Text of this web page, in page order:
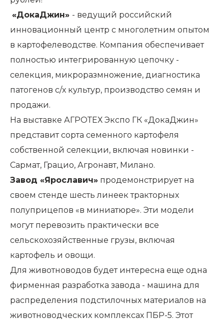
«ДокаДжин» - ведущий российский
инновационный центр с многолетним опытом
в картофелеводстве. Компания обеспечивает
полностью интегрированную цепочку -
селекция, микроразмножение, диагностика
патогенов с/х культур, производство семян и
продажи.
На выставке АГРОТЕХ Экспо ГК «ДокаДжин»
представит сорта семенного картофеля
собственной селекции, включая новинки -
Сармат, Грацио, Агронавт, Милано.
Завод «Ярославич» продемонстрирует на
своем стенде шесть линеек тракторных
полуприцепов «в миниатюре». Эти модели
могут перевозить практически все
сельскохозяйственные грузы, включая
картофель и овощи.
Для животноводов будет интересна еще одна
фирменная разработка завода - машина для
распределения подстилочных материалов на
животноводческих комплексах ПБР-5. Этот